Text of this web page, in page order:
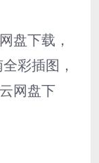
盘下载，
彩插图，
网盘下